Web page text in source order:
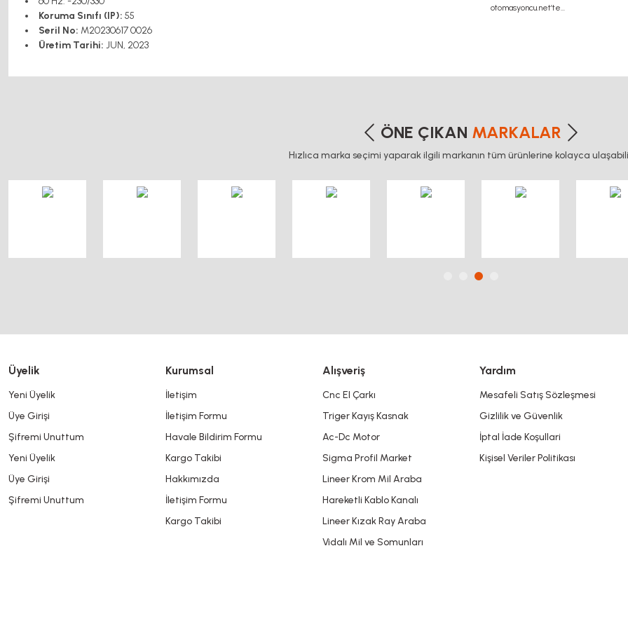
Koruma Sınıfı (IP): 55
Seril No: M20230617 0026
Üretim Tarihi: JUN, 2023
Ürün bilgilerinde hatalar bulunuyor.
ÖNE ÇIKAN MARKALAR
Hızlıca marka seçimi yaparak ilgili markanın tüm ürünlerine kolayca
Üyelik
Yeni Üyelik
Üye Girişi
Şifremi Unuttum
Yeni Üyelik
Üye Girişi
Şifremi Unuttum
Kurumsal
İletişim
İletişim Formu
Havale Bildirim Formu
Kargo Takibi
Hakkımızda
İletişim Formu
Kargo Takibi
Alışveriş
Cnc El Çarkı
Triger Kayış Kasnak
Ac-Dc Motor
Sigma Profil Market
Lineer Krom Mil Araba
Hareketli Kablo Kanalı
Lineer Kızak Ray Araba
Vidalı Mil ve Somunları
Yardım
Mesafeli Satış Sözleşmesi
Gizlilik ve Güvenlik
İptal İade Koşullari
Kişisel Veriler Politikası